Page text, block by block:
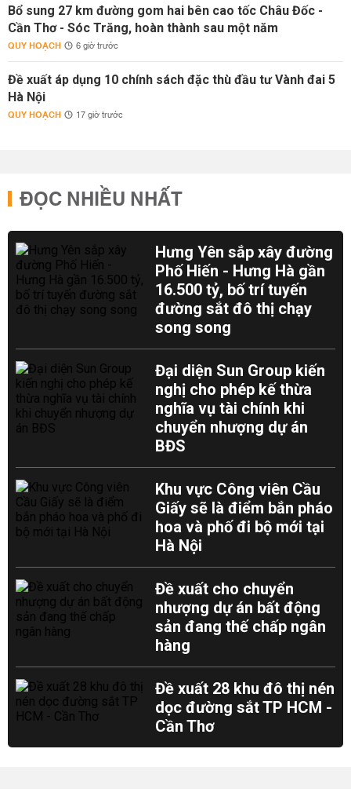
Bổ sung 27 km đường gom hai bên cao tốc Châu Đốc -
Cần Thơ - Sóc Trăng, hoàn thành sau một năm
QUY HOẠCH 6 giờ trước
Đề xuất áp dụng 10 chính sách đặc thù đầu tư Vành đai 5
Hà Nội
QUY HOẠCH 17 giờ trước
ĐỌC NHIỀU NHẤT
Hưng Yên sắp xây đường
Phố Hiến - Hưng Hà gần
16.500 tỷ, bố trí tuyến
đường sắt đô thị chạy
song song
Đại diện Sun Group kiến
nghị cho phép kế thừa
nghĩa vụ tài chính khi
chuyển nhượng dự án
BĐS
Khu vực Công viên Cầu
Giấy sẽ là điểm bắn pháo
hoa và phố đi bộ mới tại
Hà Nội
Đề xuất cho chuyển
nhượng dự án bất động
sản đang thế chấp ngân
hàng
Đề xuất 28 khu đô thị nén
dọc đường sắt TP HCM -
Cần Thơ